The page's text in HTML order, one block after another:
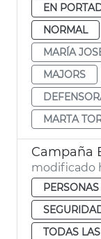
EN
NORMAL
MARÍA
MAJORS
MARTA
modificado
TODAS